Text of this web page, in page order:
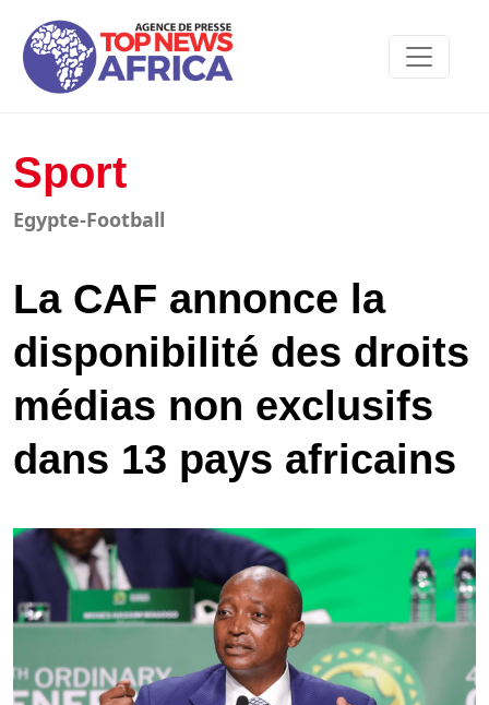
Sport
Egypte-Football
La CAF annonce la
disponibilité des droits
médias non exclusifs
dans 13 pays africains